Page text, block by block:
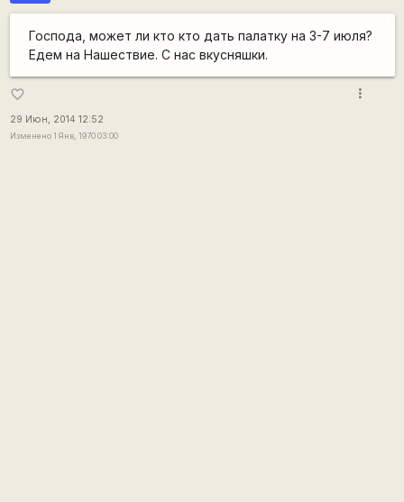
Господа, может ли кто кто дать палатку на 3-7 июля?
Едем на Нашествие. С нас вкусняшки.
favorite_border
29 Июн, 2014 12:52
Изменено 1 Янв, 1970 03:00
more_vert